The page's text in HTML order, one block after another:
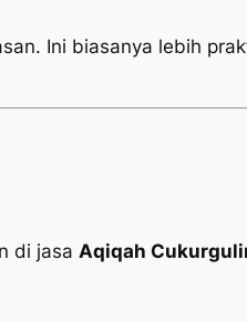
Ini biasanya lebih
di jasa Aqiqah